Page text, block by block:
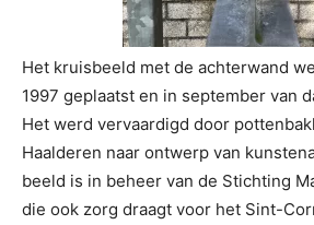
Het kruisbeeld met de achterwand
1997 geplaatst en in september van
Het werd vervaardigd door
Haalderen naar ontwerp van
beeld is in beheer van de Stichting
die ook zorg draagt voor het Sint-